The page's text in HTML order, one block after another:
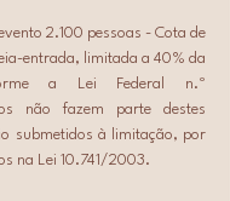
2.100 pessoas - Cota de
entrada, limitada a 40% da
a Lei Federal n.º
não fazem parte destes
submetidos à limitação, por
na Lei 10.741/2003.